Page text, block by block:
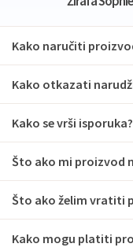
Kako naručiti
Kako otkazati
Kako se vrši isporuka?
Što ako mi proizvod
Što ako želim vratiti
Kako mogu platiti